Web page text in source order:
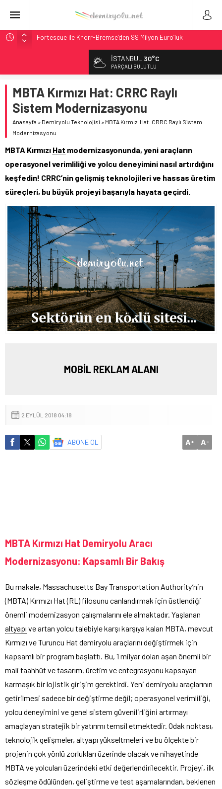
Fortescue ile Knorr-Bremse’den 99 Milyon Euro’luk
Stadler, Austin’e 21 CITYLINK Hafif Raylı Aracı Tedarik
9,9 Milyar Dolarlık Mor Hat’ta Tel Testleri Başladı
Utah’ta 31 Milyon Dolarlık Proje Trafik Çilesini Bitiriyor
CRRC, Salvador Metrosu İçin 83,9 Milyon Euro’luk Anlaşma
İmzaladı
İSTANBUL 30°C
PARÇALI BULUTLU
MBTA Kırmızı Hat: CRRC Raylı
Sistem Modernizasyonu
Anasayfa » Demiryolu Teknolojisi » MBTA Kırmızı Hat: CRRC Raylı Sistem
Modernizasyonu
MBTA Kırmızı Hat modernizasyonunda, yeni araçların
operasyonel verimliliği ve yolcu deneyimini nasıl artırdığını
keşfedin! CRRC’nin gelişmiş teknolojileri ve hassas üretim
süreçleri, bu büyük projeyi başarıyla hayata geçirdi.
MOBİL REKLAM ALANI
2 EYLÜL 2018 04:18
ABONE OL A+ A-
MBTA Kırmızı Hat Demiryolu Aracı
Modernizasyonu: Kapsamlı Bir Bakış
Bu makale, Massachusetts Bay Transportation Authority’nin
(MBTA) Kırmızı Hat (RL) filosunu canlandırmak için üstlendiği
önemli modernizasyon çalışmalarını ele almaktadır. Yaşlanan
altyapı ve artan yolcu talebiyle karşı karşıya kalan MBTA, mevcut
Kırmızı ve Turuncu Hat demiryolu araçlarını değiştirmek için
kapsamlı bir program başlattı. Bu, 1 milyar doları aşan önemli bir
mali taahhüt ve tasarım, üretim ve entegrasyonu kapsayan
karmaşık bir lojistik girişim gerektirdi. Yeni demiryolu araçlarının
getirilmesi sadece bir değiştirme değil; operasyonel verimliliği,
yolcu deneyimini ve genel sistem güvenilirliğini artırmayı
amaçlayan stratejik bir yatırımı temsil etmektedir. Odak noktası,
teknolojik gelişmeler, altyapı yükseltmeleri ve bu ölçekte bir
projenin çok yönlü zorlukları üzerinde olacak ve nihayetinde
MBTA ve yolcuları üzerindeki etki değerlendirilecektir. Projeyi, ilk
sözleşme ödülünden, geliştirme ve test aşamalarından, beklenen